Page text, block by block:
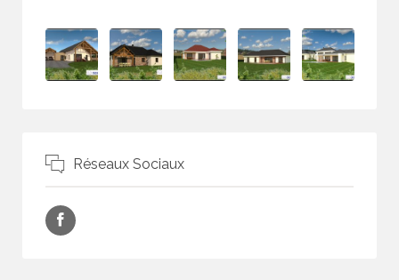
Réseaux Sociaux